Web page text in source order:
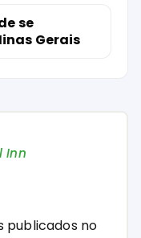
se
Gerais
Inn
publicados no